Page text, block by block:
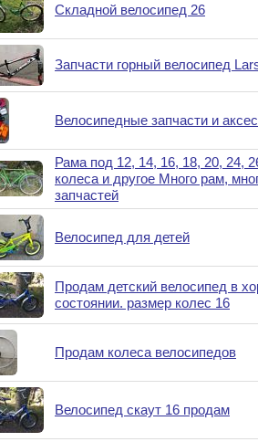
Складной велосипед 26
Запчасти горный велосипед
Велосипедные запчасти и
Рама под 12, 14, 16, 18, 20, 24,
колеса и другое Много рам,
запчастей
Велосипед для детей
Продам детский велосипед в
состоянии. размер колес 16
Продам колеса велосипедов
Велосипед скаут 16 продам